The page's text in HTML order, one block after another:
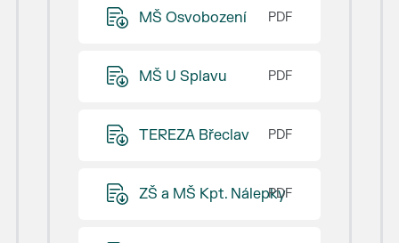
MŠ Osvobození
MŠ U Splavu
TEREZA Břeclav
ZŠ a MŠ Kpt. Nálepky